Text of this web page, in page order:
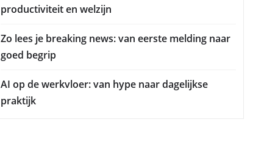
productiviteit en welzijn
Zo lees je breaking news: van eerste melding naar
goed begrip
AI op de werkvloer: van hype naar dagelijkse
praktijk